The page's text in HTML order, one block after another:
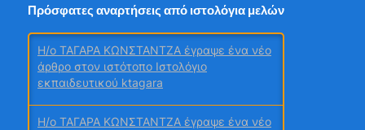
Μαθητικά Συνέδρια
Πρόσφατες αναρτήσεις από ιστολόγια μελών
H/o ΤΑΓΑΡΑ ΚΩΝΣΤΑΝΤΖΑ έγραψε ένα νέο
άρθρο στον ιστότοπο Ιστολόγιο
εκπαιδευτικού ktagara
H/o Διονύσης Μάργαρης έγραψε ένα νέο